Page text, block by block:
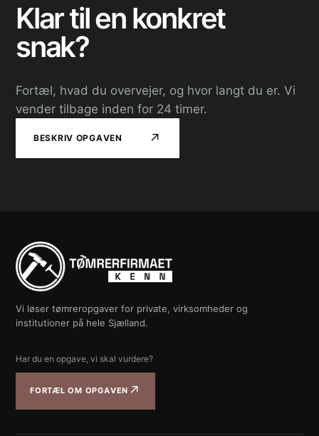
Klar til en konkret
snak?
Fortæl, hvad du overvejer, og hvor langt du er. Vi
vender tilbage inden for 24 timer.
BESKRIV OPGAVEN ↗
Vi løser tømreropgaver for private, virksomheder og
institutioner på hele Sjælland.
Har du en opgave, vi skal vurdere?
FORTÆL OM OPGAVEN ↗